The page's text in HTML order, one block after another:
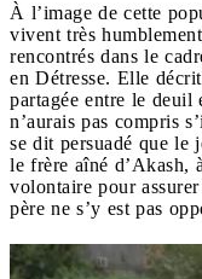
À l’image de cette
vivent très
rencontrés dans le
en Détresse. Elle
partagée entre le
n’aurais pas compris
se dit persuadé que le
le frère aîné d’Akash,
volontaire pour
père ne s’y est pas